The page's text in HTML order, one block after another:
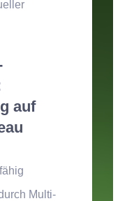
auf
Multi-